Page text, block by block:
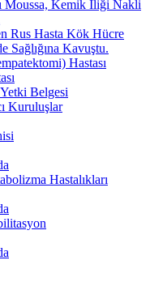
Moussa, Kemik İliği Nakli
Rus Hasta Kök Hücre
Sağlığına Kavuştu.
Hastası
Belgesi
Kuruluşlar
Hastalıkları